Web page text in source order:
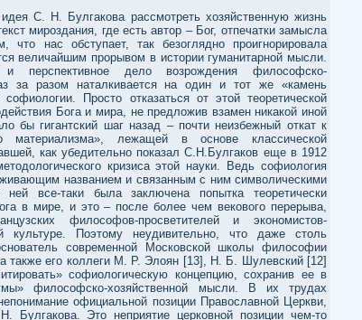
С. Н. Булгакова рассмотреть хозяйственную жизнь
мироздания, где есть автор – Бог, отпечатки замысла
что нас обступает, так безоглядно проигнорировала
величайшим прорывом в истории гуманитарной мысли.
перспективное дело возрождения философско-
за разом наталкивается на один и тот же «камень
софиологии. Просто отказаться от этой теоретической
Бога и мира, не предложив взамен никакой иной
бы гигантский шаг назад – почти неизбежный откат к
материализма», лежащей в основе классической
как убедительно показал С.Н.Булгаков еще в 1912
кризиса этой науки. Ведь софиология
названием и связанным с ним символическими
все-таки была заключена попытка теоретически
в мире, и это – после более чем векового перерыва,
философов-просветителей и экономистов-
культуре. Поэтому неудивительно, что даже столь
современной Московской школы философии
также его коллеги М. Р. Элоян [13], Н. Б. Шулевский [12]
софиологическую концепцию, сохранив ее в
философско-хозяйственной мысли. В их трудах
официальной позиции Православной Церкви,
Булгакова. Это неприятие церковной позиции чем-то